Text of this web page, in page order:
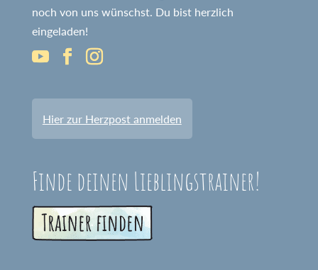
noch von uns wünschst. Du bist herzlich
eingeladen!
Hier zur Herzpost anmelden
Finde deinen Lieblingstrainer!